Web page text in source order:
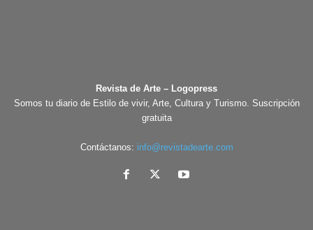
Revista de Arte – Logopress
Somos tu diario de Estilo de vivir, Arte, Cultura y Turismo. Suscripción
gratuita
Contáctanos: info@revistadearte.com